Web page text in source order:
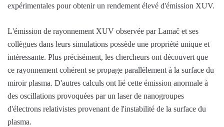
expérimentales pour obtenir un rendement élevé d'émission XUV.
L'émission de rayonnement XUV observée par Lamač et ses
collègues dans leurs simulations possède une propriété unique et
intéressante. Plus précisément, les chercheurs ont découvert que
ce rayonnement cohérent se propage parallèlement à la surface du
miroir plasma. D'autres calculs ont lié cette émission anormale à
des oscillations provoquées par un laser de nanogroupes
d'électrons relativistes provenant de l'instabilité de la surface du
plasma.